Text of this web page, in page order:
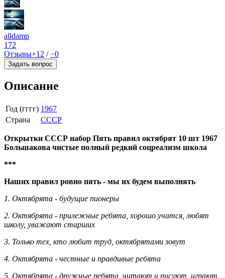
alldamp
172
Отзывы+12 /−0
Задать вопрос
Описание
Год (гггг) 1967
Страна
СССР
Открытки СССР набор Пять правил октябрят 10 шт 1967
Большакова чистые полный редкий соцреализм школа
***
Наших правил ровно пять - мы их будем выполнять
1. Октябрята - будущие пионеры
2. Октябрята - прилежные ребята, хорошо учатся, любят
школу, уважают старших
3. Только тех, кто любит труд, октябрятами зовут
4. Октябрята - честные и правдивые ребята
5. Октябрята - дружные ребята, читают и рисуют, играют